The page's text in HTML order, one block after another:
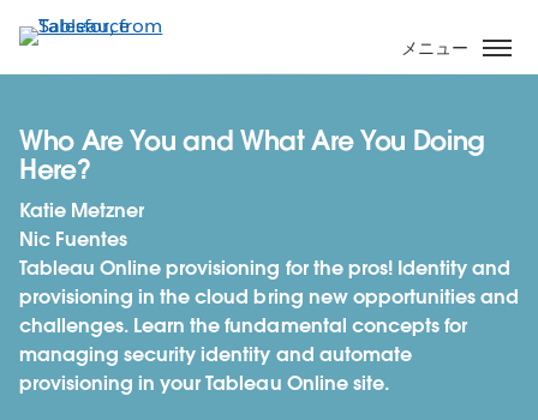
イ
ン
ン
動
メニュー
Who Are You and What Are You Doing
Here?
Katie Metzner
Nic Fuentes
Tableau Online provisioning for the pros! Identity and
provisioning in the cloud bring new opportunities and
challenges. Learn the fundamental concepts for
managing security identity and automate
provisioning in your Tableau Online site.